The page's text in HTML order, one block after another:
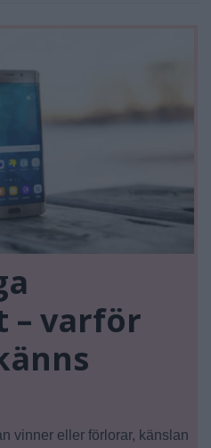
varför
vinner eller förlorar, känslan